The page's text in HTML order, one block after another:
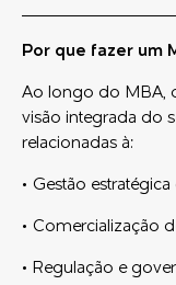
Por que fazer um
Ao longo do MBA,
visão integrada do
relacionadas à:
• Gestão
• Comercialização
• Regulação e